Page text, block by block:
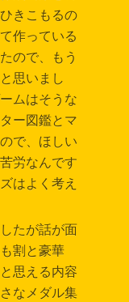
きこもるの
作っている
ので、もう
思いまし
ムはそうな
ー図鑑とマ
で、ほしい
労なんです
はよく考え
たが話が面
割と豪華
思える内容
なメダル集